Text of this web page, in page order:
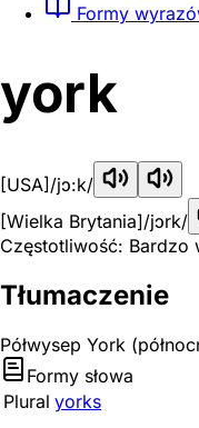
Formy
york
[USA] /jɔ:k/
[Wielka Brytania]/jɔrk/
Częstotliwość: Bardzo
Tłumaczenie
Półwysep York
Formy słowa
Plural yorks